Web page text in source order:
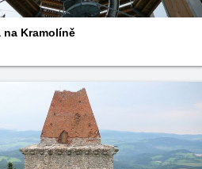
na Kramolíně